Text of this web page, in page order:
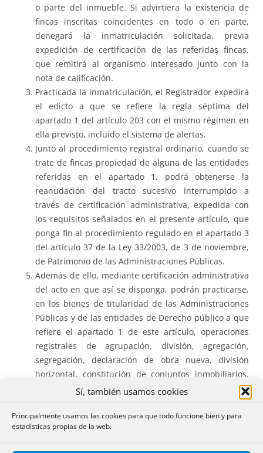
Sí, también usamos cookies
Principalmente usamos las cookies para que todo funcione bien y para
estadísticas propias de la web.
o parte del inmueble. Si advirtiera la existencia de
fincas inscritas coincidentes en todo o en parte,
denegará la inmatriculación solicitada, previa
expedición de certificación de las referidas fincas,
que remitirá al organismo interesado junto con la
nota de calificación.
Practicada la inmatriculación, el Registrador expedirá
el edicto a que se refiere la regla séptima del
apartado 1 del artículo 203 con el mismo régimen en
ella previsto, incluido el sistema de alertas.
Junto al procedimiento registral ordinario, cuando se
trate de fincas propiedad de alguna de las entidades
referidas en el apartado 1, podrá obtenerse la
reanudación del tracto sucesivo interrumpido a
través de certificación administrativa, expedida con
los requisitos señalados en el presente artículo, que
ponga fin al procedimiento regulado en el apartado 3
del artículo 37 de la Ley 33/2003, de 3 de noviembre,
de Patrimonio de las Administraciones Públicas.
Además de ello, mediante certificación administrativa
del acto en que así se disponga, podrán practicarse,
en los bienes de titularidad de las Administraciones
Públicas y de las entidades de Derecho público a que
refiere el apartado 1 de este artículo, operaciones
registrales de agrupación, división, agregación,
segregación, declaración de obra nueva, división
horizontal, constitución de conjuntos inmobiliarios,
rectificación descriptiva o cancelación, siempre que
tales actos no afecten a terceros que no hubieran
sido citados en el expediente, se cumplan los
requisitos establecidos por la legislación sectorial y se